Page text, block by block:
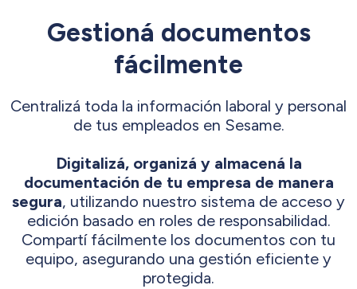
Gestioná documentos
fácilmente
Centralizá toda la información laboral y personal
de tus empleados en Sesame.
Digitalizá, organizá y almacená la
documentación de tu empresa de manera
segura, utilizando nuestro sistema de acceso y
edición basado en roles de responsabilidad.
Compartí fácilmente los documentos con tu
equipo, asegurando una gestión eficiente y
protegida.